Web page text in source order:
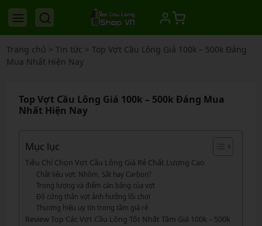
Trang chủ > Tin tức > Top Vợt Cầu Lông Giá 100k – 500k Đáng
Mua Nhất Hiện Nay
Top Vợt Cầu Lông Giá 100k – 500k Đáng Mua
Nhất Hiện Nay
Mục lục
Tiêu Chí Chọn Vợt Cầu Lông Giá Rẻ Chất Lượng Cao
Chất liệu vợt: Nhôm, Sắt hay Carbon?
Trọng lượng và điểm cân bằng của vợt
Độ cứng thân vợt ảnh hưởng lối chơi
Thương hiệu uy tín trong tầm giá rẻ
Review Top Các Vợt Cầu Lông Tốt Nhất Tầm Giá 100k – 500k